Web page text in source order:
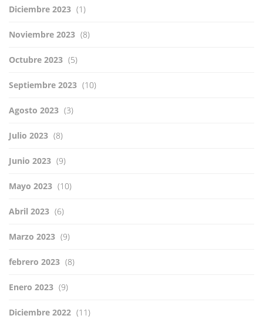
Diciembre 2023 (1)
Noviembre 2023 (8)
Octubre 2023 (5)
Septiembre 2023 (10)
Agosto 2023 (3)
Julio 2023 (8)
Junio 2023 (9)
Mayo 2023 (10)
Abril 2023 (6)
Marzo 2023 (9)
febrero 2023 (8)
Enero 2023 (9)
Diciembre 2022 (11)